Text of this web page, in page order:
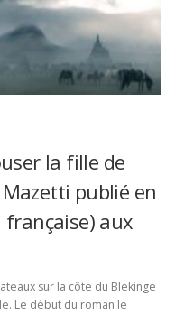
la fille de
publié en
aux
sur la côte du Blekinge
Le début du roman le